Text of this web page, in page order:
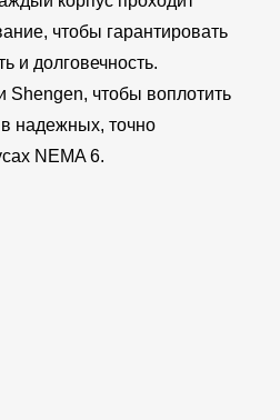
чтобы гарантировать
и долговечность.
Shengen, чтобы воплотить
надежных, точно
NEMA 6.